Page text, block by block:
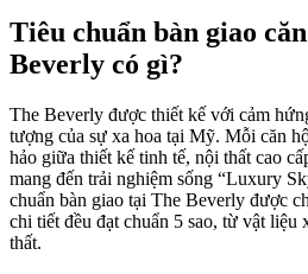
Tiêu chuẩn bàn giao
Beverly có gì?
The Beverly được thiết kế với cảm
tượng của sự xa hoa tại Mỹ. Mỗi căn
hảo giữa thiết kế tinh tế, nội thất cao
mang đến trải nghiệm sống “Luxury
chuẩn bàn giao tại The Beverly được
chi tiết đều đạt chuẩn 5 sao, từ vật liệu
thất.